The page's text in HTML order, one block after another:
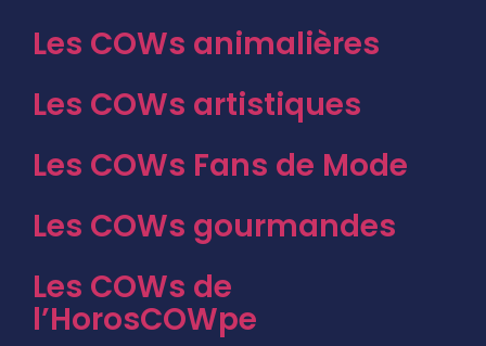
Les COWs animalières
Les COWs artistiques
Les COWs Fans de Mode
Les COWs gourmandes
Les COWs de
l’HorosCOWpe